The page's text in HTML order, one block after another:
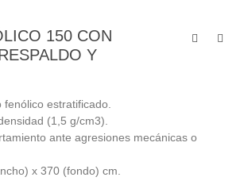
150 CON
Y
fenólico estratificado.
(1,5 g/cm3).
ante agresiones mecánicas o
x 370 (fondo) cm.